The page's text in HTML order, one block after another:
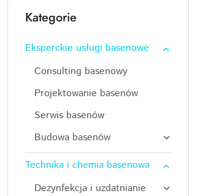
Kategorie
Eksperckie usługi basenowe
Consulting basenowy
Projektowanie basenów
Serwis basenów
Budowa basenów
Technika i chemia basenowa
Dezynfekcja i uzdatnianie